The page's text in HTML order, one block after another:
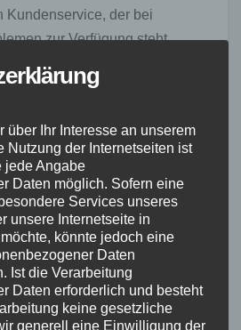
Kundenservice, der bei
zur Verfügung steht.
der ihnen bei der Lösung
Garantie auf seine
weiteres Zeichen für die
des Unternehmens
ist.
zuverlässigen Fahrrad
Leistung bietet, sollten
definitiv in Betracht
Verarbeitung,
über Ihr Interesse an unserem
Nutzung der Internetseiten ist
jede Angabe
Daten möglich. Sofern eine
Services unseres
unsere Internetseite in
könnte jedoch eine
Daten
Ist die Verarbeitung
Daten erforderlich und besteht
keine gesetzliche
generell eine Einwilligung der